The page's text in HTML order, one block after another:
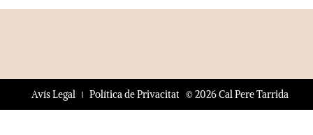
© 2026 Cal Pere Tarrida
Avís Legal Política de Privacitat